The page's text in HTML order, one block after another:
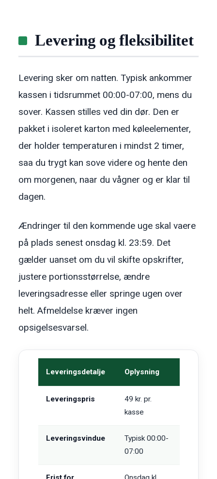
Levering og fleksibilitet
Levering sker om natten. Typisk ankommer
kassen i tidsrummet 00:00-07:00, mens du
sover. Kassen stilles ved din dør. Den er
pakket i isoleret karton med køleelementer,
der holder temperaturen i mindst 2 timer,
saa du trygt kan sove videre og hente den
om morgenen, naar du vågner og er klar til
dagen.
Ændringer til den kommende uge skal vaere
på plads senest onsdag kl. 23:59. Det
gælder uanset om du vil skifte opskrifter,
justere portionsstørrelse, ændre
leveringsadresse eller springe ugen over
helt. Afmeldelse kræver ingen
opsigelsesvarsel.
Leveringsdetalje Oplysning
Leveringspris
49 kr. pr.
kasse
Leveringsvindue
Typisk 00:00-
07:00